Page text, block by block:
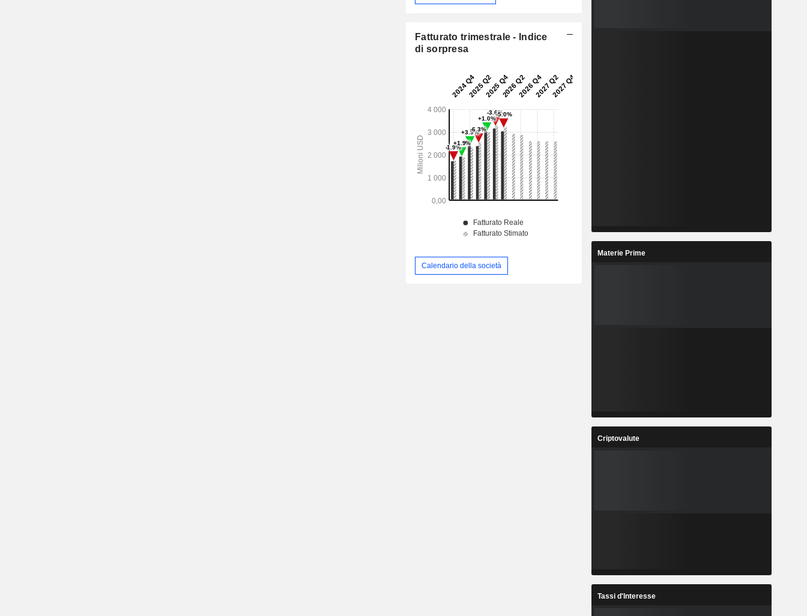
Fatturato trimestrale - Indice
di sorpresa
Calendario della società
Materie Prime
Criptovalute
Tassi d'Interesse